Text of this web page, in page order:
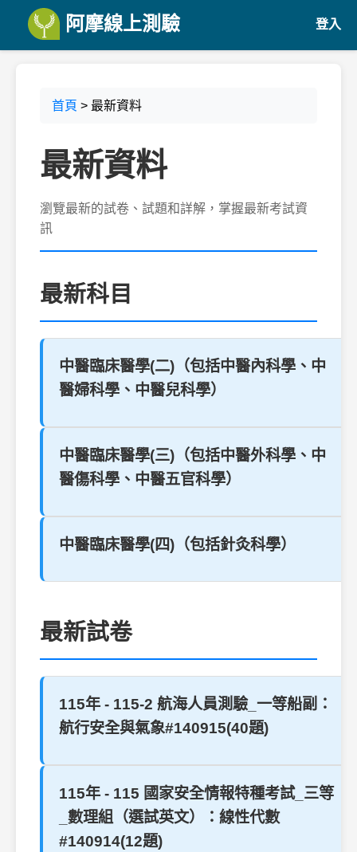
阿摩線上測驗 登入
首頁 > 最新資料
最新資料
瀏覽最新的試卷、試題和詳解，掌握最新考試資
訊
最新科目
中醫臨床醫學(二)（包括中醫內科學、中
醫婦科學、中醫兒科學）
中醫臨床醫學(三)（包括中醫外科學、中
醫傷科學、中醫五官科學）
中醫臨床醫學(四)（包括針灸科學）
最新試卷
115年 - 115-2 航海人員測驗_一等船副：
航行安全與氣象#140915(40題)
115年 - 115 國家安全情報特種考試_三等
_數理組（選試英文）：線性代數
#140914(12題)